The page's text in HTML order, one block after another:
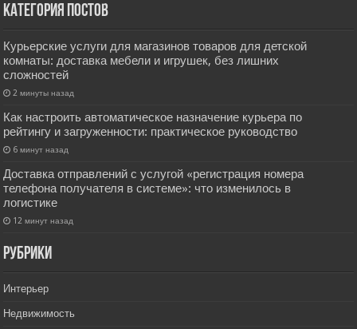
Категория постов
Курьерские услуги для магазинов товаров для детской
комнаты: доставка мебели и игрушек, без лишних
сложностей
2 минуты назад
Как настроить автоматическое назначение курьера по
рейтингу и загруженности: практическое руководство
6 минут назад
Доставка отправлений с услугой «регистрация номера
телефона получателя в системе»: что изменилось в
логистике
12 минут назад
РУбрики
Интерьер
Недвижимость